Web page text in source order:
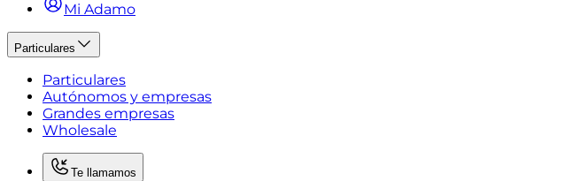
Mi Adamo
Particulares
Particulares
Autónomos y empresas
Grandes empresas
Wholesale
Te llamamos